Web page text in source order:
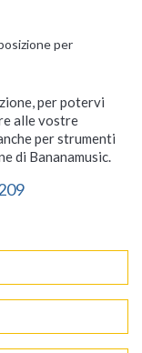
per
per potervi
alle vostre
per strumenti
di Bananamusic.